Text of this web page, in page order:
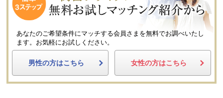
あなたのご希望条件にマッチする会員さまを無料でお調べいたし
ます。
お気軽にお試しください。
男性の方はこちら 女性の方はこちら